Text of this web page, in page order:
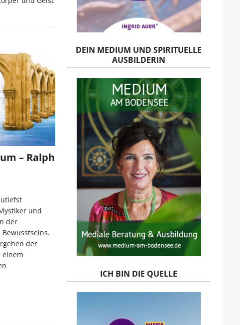
– Ralph
und
der
der
einem
DEIN MEDIUM UND SPIRITUELLE
AUSBILDERIN
ICH BIN DIE QUELLE